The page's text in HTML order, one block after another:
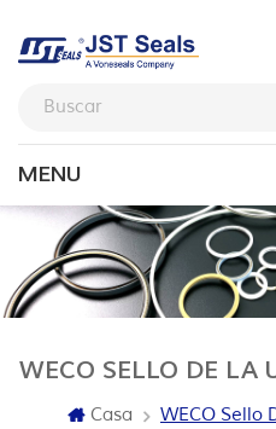
WECO SELLO DE LA
Casa WECO Sello